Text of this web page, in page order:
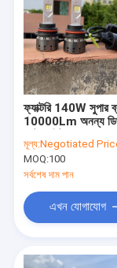
ফ্যাক্টরি 140W সুপার
10000Lm অনন্য
লেড হেডলাইট
মূল্য:Negotiated
MOQ:100
সর্বশেষ দাম পান
এখন যোগাযোগ